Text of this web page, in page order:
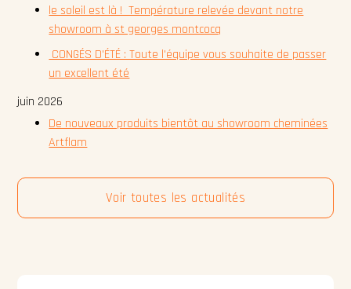
le soleil est là ! Température relevée devant notre
showroom à st georges montcocq
CONGÉS D'ÉTÉ : Toute l'équipe vous souhaite de passer
un excellent été
juin 2026
De nouveaux produits bientôt au showroom cheminées
Artflam
Voir toutes les actualités